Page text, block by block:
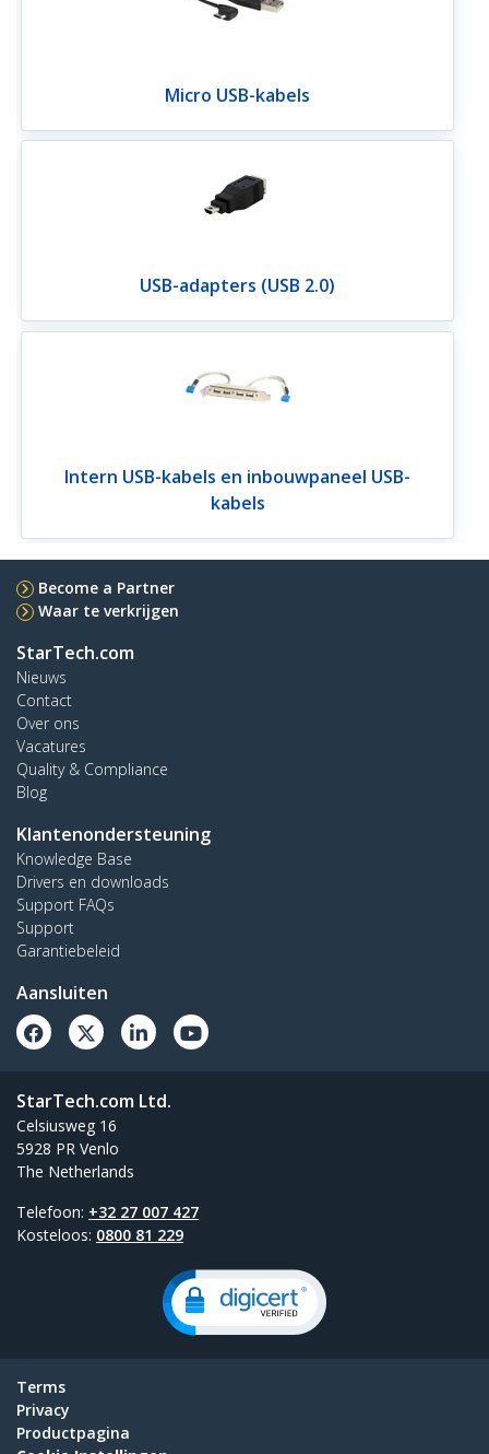
Micro USB-kabels
USB-adapters (USB 2.0)
Intern USB-kabels en inbouwpaneel USB-
kabels
Become a Partner
Waar te verkrijgen
StarTech.com
Nieuws
Contact
Over ons
Vacatures
Quality & Compliance
Blog
Klantenondersteuning
Knowledge Base
Drivers en downloads
Support FAQs
Support
Garantiebeleid
Aansluiten
StarTech.com Ltd.
Celsiusweg 16
5928 PR Venlo
The Netherlands
Telefoon: +32 27 007 427
Kosteloos: 0800 81 229
Terms
Privacy
Productpagina